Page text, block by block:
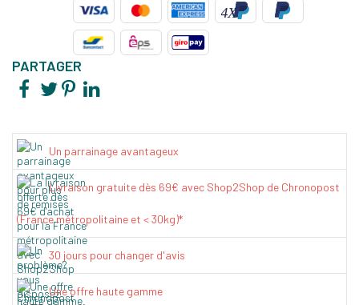
PARTAGER
Un parrainage avantageux
Livraison gratuite dès 69€ avec Shop2Shop de Chronopost
(France métropolitaine et < 30kg)*
30 jours pour changer d'avis
Une offre haute gamme